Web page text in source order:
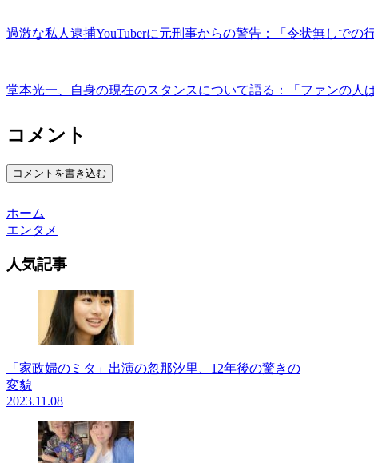
過激な私人逮捕YouTuberに元刑事からの警告：「令状無しでの
堂本光一、自身の現在のスタンスについて語る：「ファンの人
コメント
コメントを書き込む
ホーム
エンタメ
人気記事
「家政婦のミタ」出演の忽那汐里、12年後の驚きの
変貌
2023.11.08